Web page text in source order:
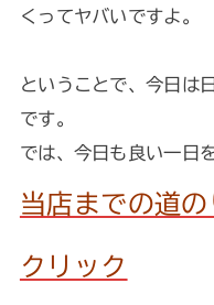
くってヤバいですよ。
ということで、今日は
です。
では、今日も良い一日
当店までの道
クリック